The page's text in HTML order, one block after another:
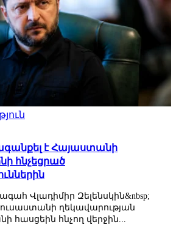
է Հայաստանի
հնչեցրած
Վլադիմիր Զելենսկին&nbsp;
ղեկավարության
հասցեին հնչող վերջին...